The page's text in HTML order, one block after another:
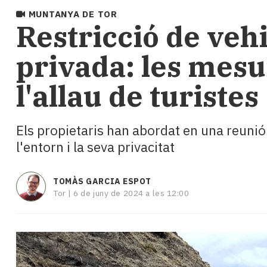
i
Cultura
Esports
Mai
tant!
TV
i
El
temps
Entrevistes
Enquestes
A
Dis
la
teva!
MUNTANYA DE TOR
Restricció de
privada: les
l'allau de turistes
Els propietaris han abordat en una
l'entorn i la seva privacitat
TOMÀS GARCIA ESPOT
Tor | 6 de juny de 2024 a les 12:00